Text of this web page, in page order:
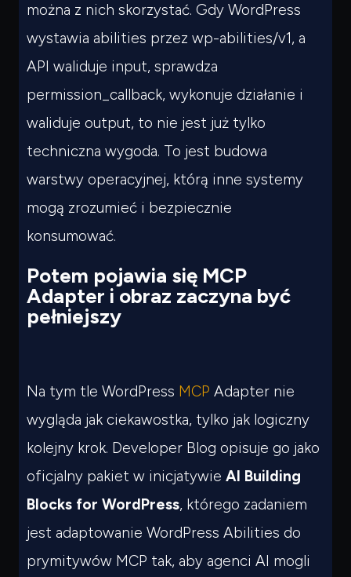
można z nich skorzystać. Gdy WordPress
wystawia abilities przez wp-abilities/v1, a
API waliduje input, sprawdza
permission_callback, wykonuje działanie i
waliduje output, to nie jest już tylko
techniczna wygoda. To jest budowa
warstwy operacyjnej, którą inne systemy
mogą zrozumieć i bezpiecznie
konsumować.
Potem pojawia się MCP
Adapter i obraz zaczyna być
pełniejszy
Na tym tle WordPress MCP Adapter nie
wygląda jak ciekawostka, tylko jak logiczny
kolejny krok. Developer Blog opisuje go jako
oficjalny pakiet w inicjatywie AI Building
Blocks for WordPress, którego zadaniem
jest adaptowanie WordPress Abilities do
prymitywów MCP tak, aby agenci AI mogli